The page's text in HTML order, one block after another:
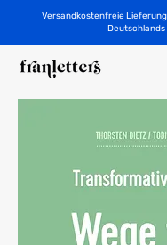
Versandkostenfreie
Deutschlands